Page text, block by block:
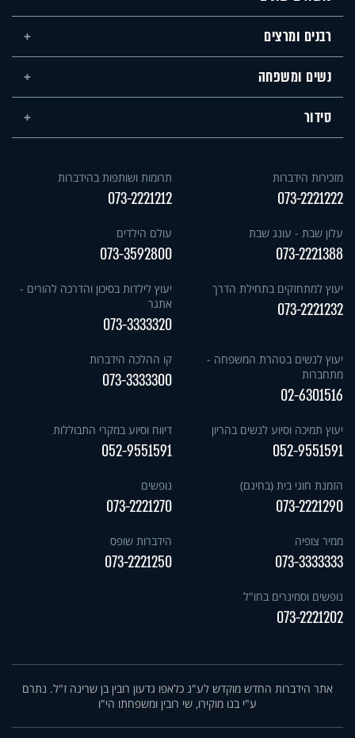
רבנים ומרצים
נשים ומשפחה
סידור
מזכירות הידברות
073-2221222
תרומות ושותפות בהידברות
073-2221212
עלון שבת - עונג שבת
073-2221388
עולם הילדים
073-3592800
יעוץ למתחזקים בתחילת הדרך
073-2221232
יעוץ לילדות בסיכון והדרכה להורים -
אתגר
073-3333320
יעוץ לנשים בטהרת המשפחה -
מתחברות
02-6301516
קו ההלכה הידברות
073-3333300
יעוץ תמיכה וסיוע לנשים בהריון
052-9551591
דיווח וסיוע במקרי התבוללות
052-9551591
הזמנת חוגי בית (בחינם)
073-2221290
נופשים
073-2221270
ממיר צופיה
073-3333333
הידברות שופס
073-2221250
נופשים וסמינרים בחו"ל
073-2221202
אתר הידברות החדש מוקדש לע"נ כלאפו גדעון רובין בן שרינה ז"ל. נתרם
ע"י בנו מוקירו, שי רובין ומשפחתו הי"ו